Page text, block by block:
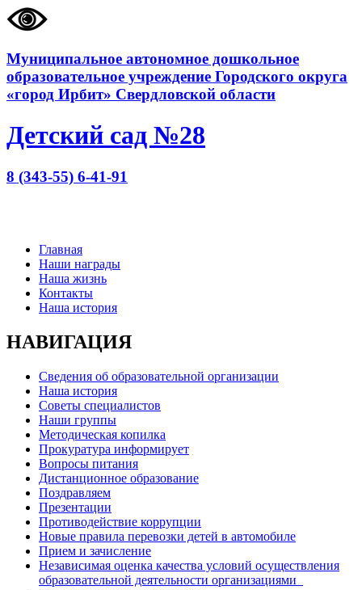
Муниципальное автономное дошкольное
образовательное учреждение Городского округа
«город Ирбит» Свердловской области
Детский сад №28
8 (343-55) 6-41-91
Главная
Наши награды
Наша жизнь
Контакты
Наша история
НАВИГАЦИЯ
Сведения об образовательной организации
Наша история
Советы специалистов
Наши группы
Методическая копилка
Прокуратура информирует
Вопросы питания
Дистанционное образование
Поздравляем
Презентации
Противодействие коррупции
Новые правила перевозки детей в автомобиле
Прием и зачисление
Независимая оценка качества условий осуществления
образовательной деятельности организациями